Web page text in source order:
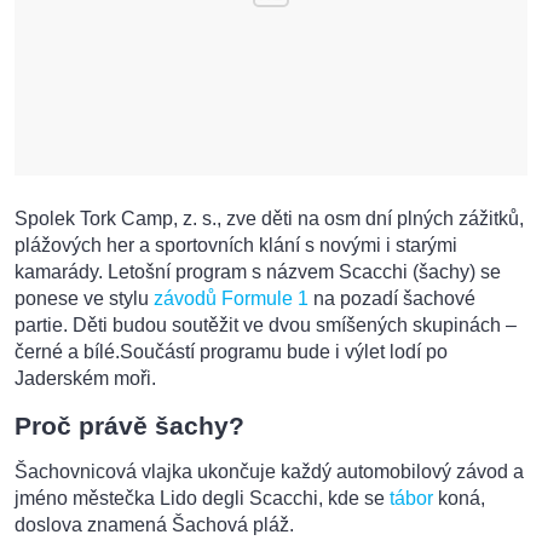
Spolek Tork Camp, z. s., zve děti na osm dní plných zážitků,
plážových her a sportovních klání s novými i starými
kamarády. Letošní program s názvem Scacchi (šachy) se
ponese ve stylu závodů Formule 1 na pozadí šachové
partie. Děti budou soutěžit ve dvou smíšených skupinách –
černé a bílé.Součástí programu bude i výlet lodí po
Jaderském moři.
Proč právě šachy?
Šachovnicová vlajka ukončuje každý automobilový závod a
jméno městečka Lido degli Scacchi, kde se tábor koná,
doslova znamená Šachová pláž.